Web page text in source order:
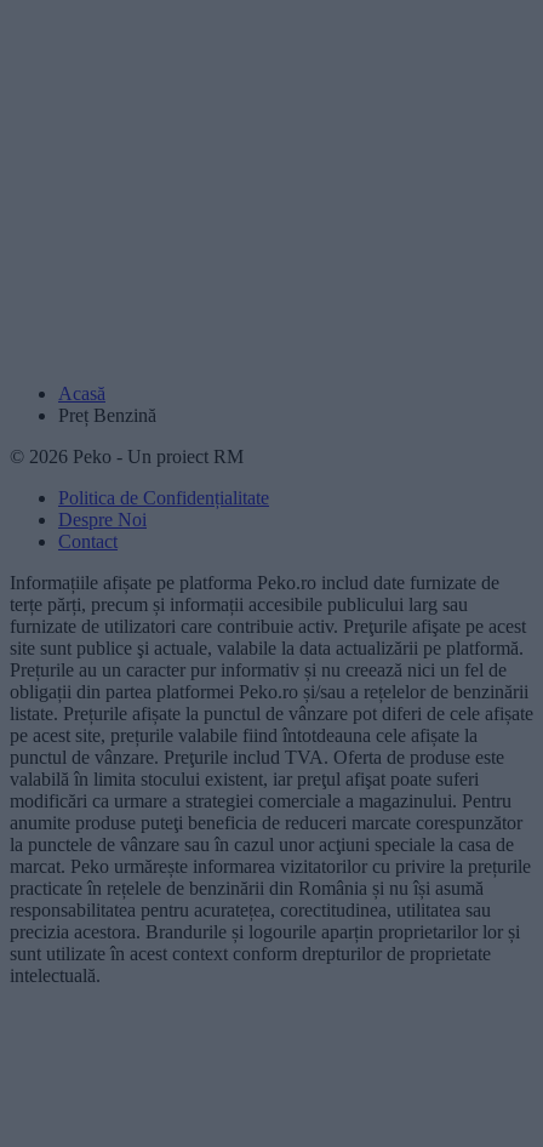
Acasă
Preț Benzină
© 2026 Peko - Un proiect RM
Politica de Confidențialitate
Despre Noi
Contact
Informațiile afișate pe platforma Peko.ro includ date furnizate de
terțe părți, precum și informații accesibile publicului larg sau
furnizate de utilizatori care contribuie activ. Preţurile afişate pe acest
site sunt publice şi actuale, valabile la data actualizării pe platformă.
Prețurile au un caracter pur informativ și nu creează nici un fel de
obligații din partea platformei Peko.ro și/sau a rețelelor de benzinării
listate. Prețurile afișate la punctul de vânzare pot diferi de cele afișate
pe acest site, prețurile valabile fiind întotdeauna cele afișate la
punctul de vânzare. Preţurile includ TVA. Oferta de produse este
valabilă în limita stocului existent, iar preţul afişat poate suferi
modificări ca urmare a strategiei comerciale a magazinului. Pentru
anumite produse puteţi beneficia de reduceri marcate corespunzător
la punctele de vânzare sau în cazul unor acţiuni speciale la casa de
marcat. Peko urmărește informarea vizitatorilor cu privire la prețurile
practicate în rețelele de benzinării din România și nu își asumă
responsabilitatea pentru acuratețea, corectitudinea, utilitatea sau
precizia acestora. Brandurile și logourile aparțin proprietarilor lor și
sunt utilizate în acest context conform drepturilor de proprietate
intelectuală.